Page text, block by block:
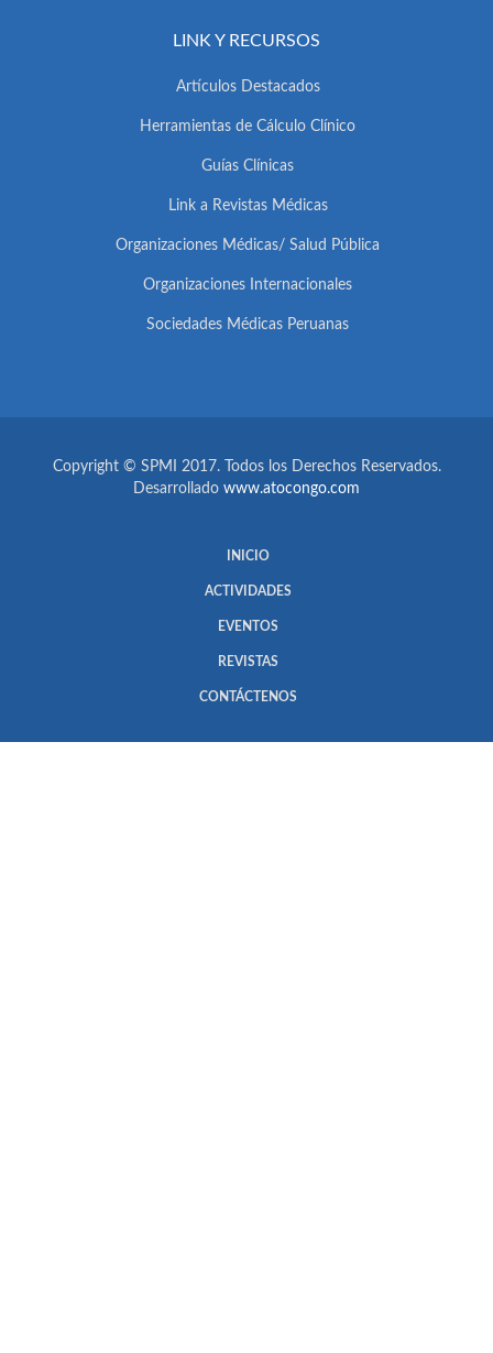
LINK Y RECURSOS
Artículos Destacados
Herramientas de Cálculo Clínico
Guías Clínicas
Link a Revistas Médicas
Organizaciones Médicas/ Salud Pública
Organizaciones Internacionales
Sociedades Médicas Peruanas
Copyright © SPMI 2017. Todos los Derechos Reservados.
Desarrollado www.atocongo.com
INICIO
ACTIVIDADES
EVENTOS
REVISTAS
CONTÁCTENOS